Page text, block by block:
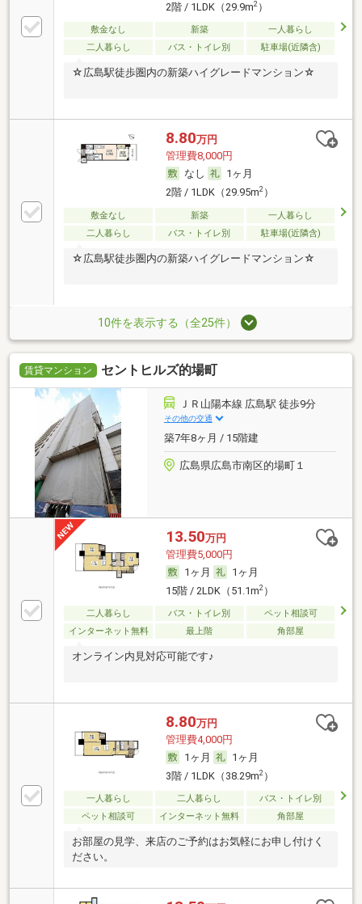
2階 / 1LDK（29.9m2）
敷金なし 新築
一人暮らし
二人暮らし
バス・トイレ別 駐車場(近隣含)
☆広島駅徒歩圏内の新築ハイグレードマンション☆
8.80万円
管理費8,000円
なし
1ヶ月
2階 / 1LDK（29.95m2）
敷金なし 新築
一人暮らし
二人暮らし
バス・トイレ別 駐車場(近隣含)
☆広島駅徒歩圏内の新築ハイグレードマンション☆
10件を表示する（全25件）
賃貸マンション セントヒルズ的場町
ＪＲ山陽本線 広島駅 徒歩9分
その他の交通
築7年8ヶ月 / 15階建
広島県広島市南区的場町１
13.50万円
管理費5,000円
1ヶ月
1ヶ月
15階 / 2LDK（51.1m2）
二人暮らし バス・トイレ別
ペット相談可
インターネット無料
最上階 角部屋
オンライン内見対応可能です♪
8.80万円
管理費4,000円
1ヶ月
1ヶ月
3階 / 1LDK（38.29m2）
一人暮らし 二人暮らし
バス・トイレ別
ペット相談可
インターネット無料 角部屋
お部屋の見学、来店のご予約はお気軽にお申し付けく
ださい。